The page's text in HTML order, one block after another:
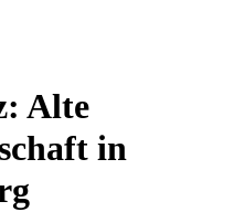
Alte
in